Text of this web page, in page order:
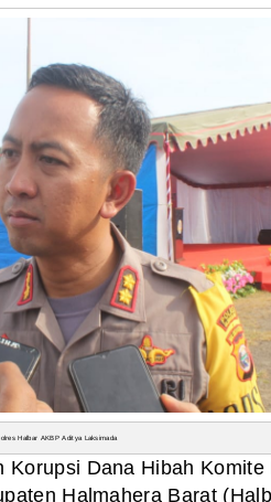
Halbar AKBP Aditya Laksimada
Korupsi Dana Hibah Komite
Halmahera Barat